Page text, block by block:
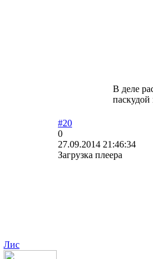
В деле
Лис
#20
0
27.09.2014 21:46:34
Загрузка плеера